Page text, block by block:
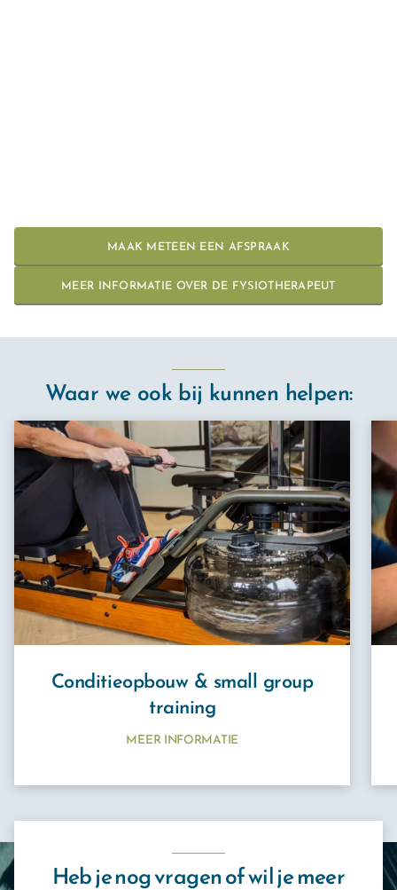
MAAK METEEN EEN AFSPRAAK
MEER INFORMATIE OVER DE FYSIOTHERAPEUT
Waar we ook bij kunnen helpen:
Conditieopbouw & small group
training
MEER INFORMATIE
meer informatie
Heb je nog vragen of wil je meer